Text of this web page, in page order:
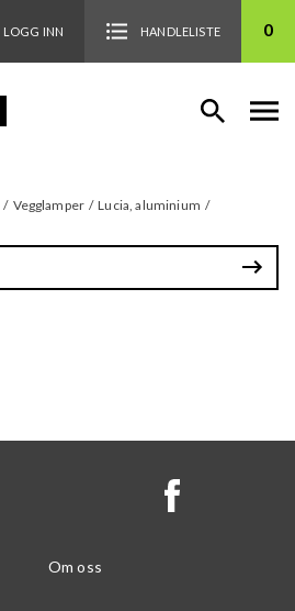
LOGG INN HANDLELISTE 0
/ Vegglamper / Lucia, aluminium /
Om oss